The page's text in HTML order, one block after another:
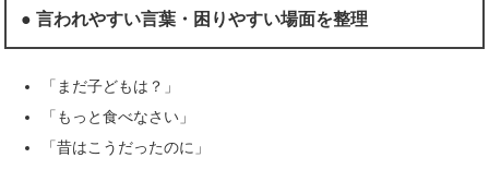
● 言われやすい言葉・困りやすい場面を整理
「まだ子どもは？」
「もっと食べなさい」
「昔はこうだったのに」